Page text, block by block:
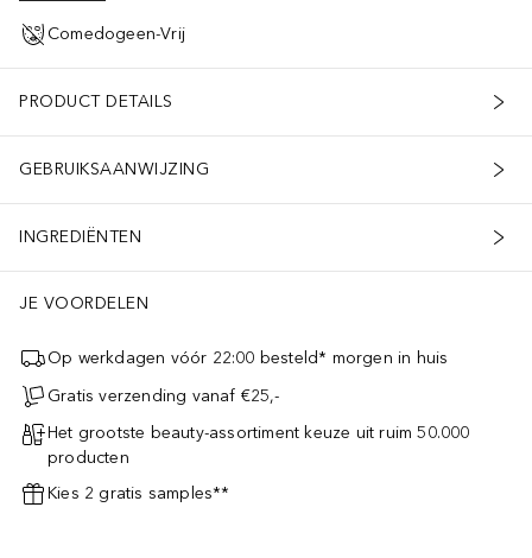
Comedogeen-Vrij
PRODUCT DETAILS
GEBRUIKSAANWIJZING
INGREDIËNTEN
JE VOORDELEN
Op werkdagen vóór 22:00 besteld* morgen in huis
Gratis verzending vanaf €25,-
Het grootste beauty-assortiment keuze uit ruim 50.000
producten
Kies 2 gratis samples**